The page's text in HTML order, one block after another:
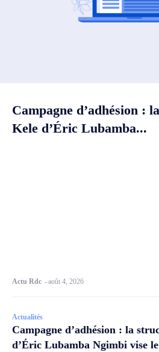
Campagne d’adhésion :
Kele d’Éric Lubamba...
Actu Rdc -août 4, 2026
Actualités
Campagne d’adhésion : la
d’Éric Lubamba Ngimbi vise le